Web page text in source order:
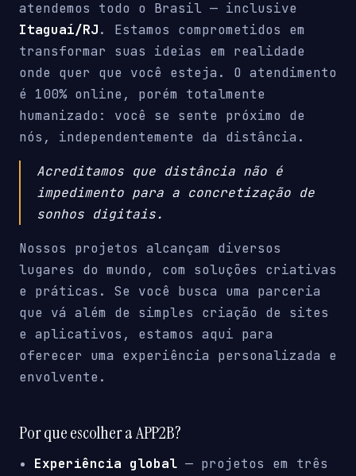
atendemos todo o Brasil — inclusive
Itaguaí/RJ. Estamos comprometidos em
transformar suas ideias em realidade
onde quer que você esteja. O atendimento
é 100% online, porém totalmente
humanizado: você se sente próximo de
nós, independentemente da distância.
Acreditamos que distância não é
impedimento para a concretização de
sonhos digitais.
Nossos projetos alcançam diversos
lugares do mundo, com soluções criativas
e práticas. Se você busca uma parceria
que vá além de simples criação de sites
e aplicativos, estamos aqui para
oferecer uma experiência personalizada e
envolvente.
Por que escolher a APP2B?
Experiência global — projetos em três